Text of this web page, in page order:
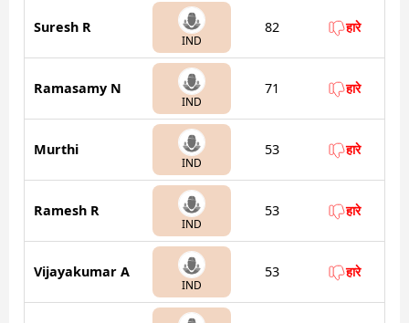
Suresh R
IND
82 हारे
Ramasamy N
IND
71 हारे
Murthi
IND
53 हारे
Ramesh R
IND
53 हारे
Vijayakumar A
IND
53 हारे